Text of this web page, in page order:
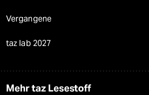
Vergangene
taz lab 2027
Mehr taz Lesestoff